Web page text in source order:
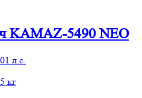
KAMAZ-5490 NEO
л.с.
кг